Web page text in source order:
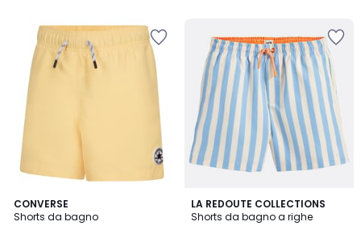
CONVERSE
Shorts da bagno
LA REDOUTE COLLECTIONS
Shorts da bagno a righe
4.8
/ 5